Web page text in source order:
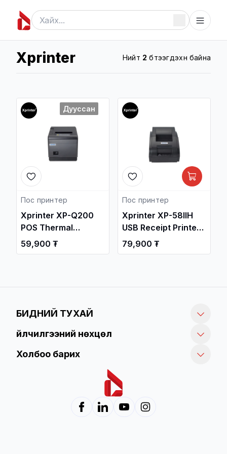
Xprinter Нийт 2 бүтээгдэхүүн байна
Дууссан
Пос принтер
Xprinter XP-Q200
POS Thermal
Receipt Printer
88mm / Хэвлэгч ,
59,900 ₮
Пос принтер
Xprinter XP-58IIH
USB Receipt Printer
58mm / Хэвлэгч ,
Кассын Принтер /
79,900 ₮
БИДНИЙ ТУХАЙ
Үйлчилгээний нөхцөл
Холбоо барих